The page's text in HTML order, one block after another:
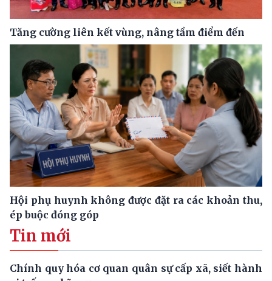
Tăng cường liên kết vùng, nâng tầm điểm đến
Hội phụ huynh không được đặt ra các khoản thu,
ép buộc đóng góp
Tin mới
Chính quy hóa cơ quan quân sự cấp xã, siết hành